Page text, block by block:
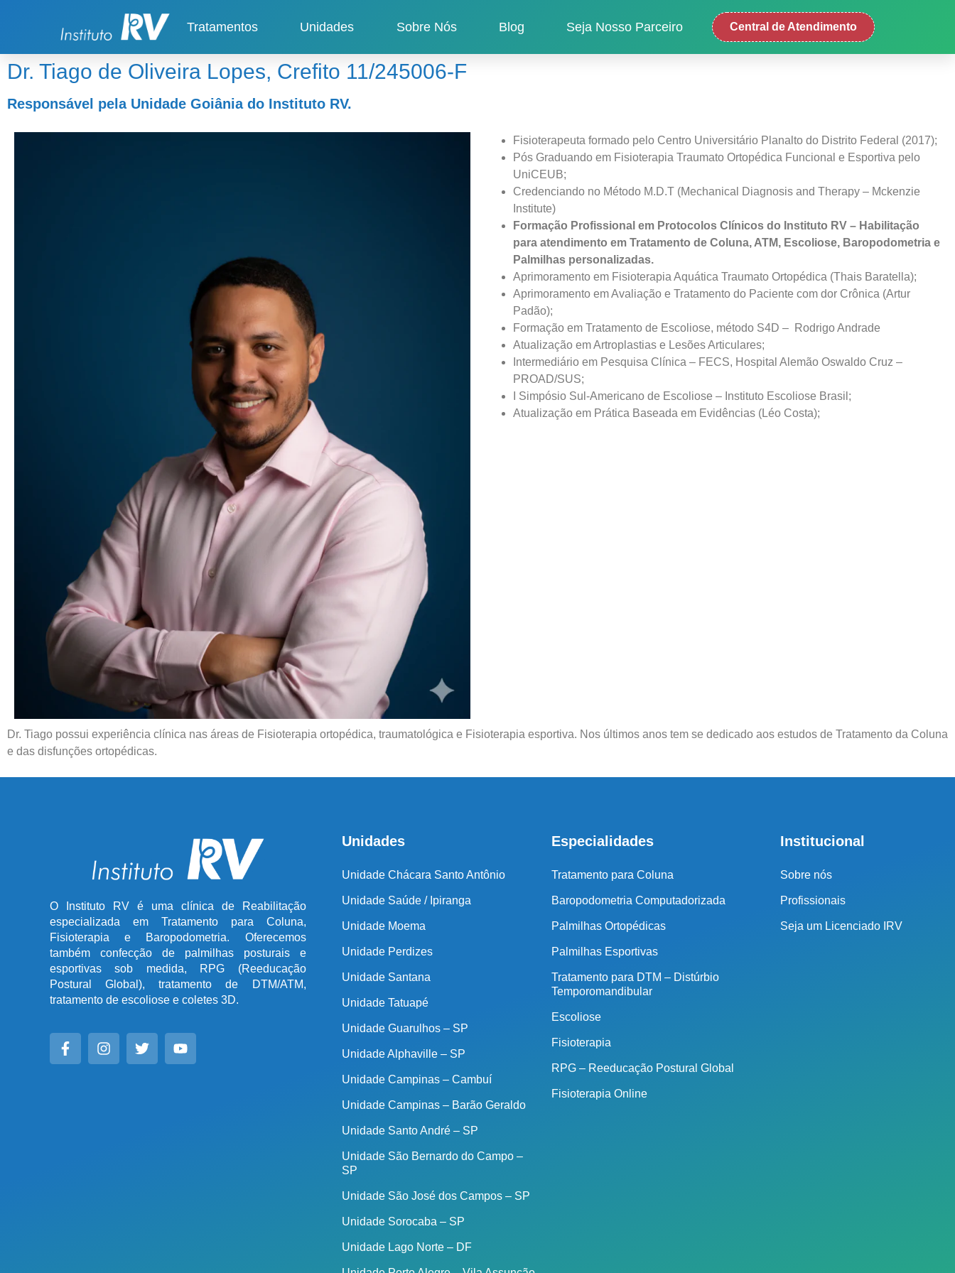
Tratamentos Unidades Sobre Nós Blog Seja Nosso Parceiro Central de Atendimento
Dr. Tiago de Oliveira Lopes, Crefito 11/245006-F
Responsável pela Unidade Goiânia do Instituto RV.
Fisioterapeuta formado pelo Centro Universitário Planalto do Distrito Federal (2017);
Pós Graduando em Fisioterapia Traumato Ortopédica Funcional e Esportiva pelo
UniCEUB;
Credenciando no Método M.D.T (Mechanical Diagnosis and Therapy – Mckenzie
Institute)
Formação Profissional em Protocolos Clínicos do Instituto RV – Habilitação
para atendimento em Tratamento de Coluna, ATM, Escoliose, Baropodometria e
Palmilhas personalizadas.
Aprimoramento em Fisioterapia Aquática Traumato Ortopédica (Thais Baratella);
Aprimoramento em Avaliação e Tratamento do Paciente com dor Crônica (Artur
Padão);
Formação em Tratamento de Escoliose, método S4D – Rodrigo Andrade
Atualização em Artroplastias e Lesões Articulares;
Intermediário em Pesquisa Clínica – FECS, Hospital Alemão Oswaldo Cruz –
PROAD/SUS;
I Simpósio Sul-Americano de Escoliose – Instituto Escoliose Brasil;
Atualização em Prática Baseada em Evidências (Léo Costa);
Dr. Tiago possui experiência clínica nas áreas de Fisioterapia ortopédica, traumatológica e Fisioterapia esportiva. Nos últimos anos tem se dedicado aos estudos de Tratamento da Coluna
e das disfunções ortopédicas.
O Instituto RV é uma clínica de Reabilitação
especializada em Tratamento para Coluna,
Fisioterapia e Baropodometria. Oferecemos
também confecção de palmilhas posturais e
esportivas sob medida, RPG (Reeducação
Postural Global), tratamento de DTM/ATM,
tratamento de escoliose e coletes 3D.
Unidades
Unidade Chácara Santo Antônio
Unidade Saúde / Ipiranga
Unidade Moema
Unidade Perdizes
Unidade Santana
Unidade Tatuapé
Unidade Guarulhos – SP
Unidade Alphaville – SP
Unidade Campinas – Cambuí
Unidade Campinas – Barão Geraldo
Unidade Santo André – SP
Unidade São Bernardo do Campo –
SP
Unidade São José dos Campos – SP
Unidade Sorocaba – SP
Unidade Lago Norte – DF
Especialidades
Tratamento para Coluna
Baropodometria Computadorizada
Palmilhas Ortopédicas
Palmilhas Esportivas
Tratamento para DTM – Distúrbio
Temporomandibular
Escoliose
Fisioterapia
RPG – Reeducação Postural Global
Fisioterapia Online
Institucional
Sobre nós
Profissionais
Seja um Licenciado IRV
Cidade de São Paulo:
(011) 2091-1267